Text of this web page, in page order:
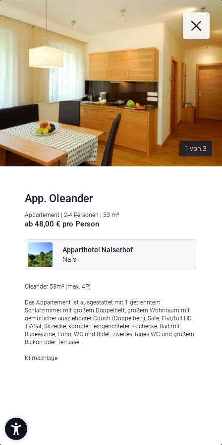
1 von 3
App. Oleander
Appartement | 2-4 Personen | 53 m²
ab 48,00 € pro Person
Apparthotel Nalserhof
Nals
Oleander 53m² (max. 4P)
Das Appartement ist ausgestattet mit 1 getrenntem
Schlafzimmer mit großem Doppelbett, großem Wohnraum mit
gemütlicher ausziehbarer Couch (Doppelbett), Safe, Flat/full HD
TV-Sat, Sitzecke, komplett eingerichteter Kochecke, Bad mit
Badewanne, Föhn, WC und Bidet, zweites Tages WC und großem
Balkon oder Terrasse.
Klimaanlage